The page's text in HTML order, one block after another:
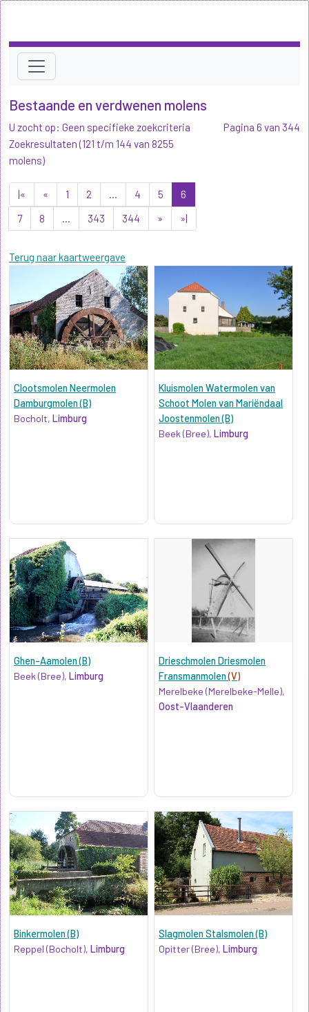
Bestaande en verdwenen molens
U zocht op: Geen specifieke zoekcriteria
Zoekresultaten (121 t/m 144 van 8255
molens)
|« « 1 2 ... 4 5
6
7
8 ... 343 344 » »|
Terug naar kaartweergave
Pagina 6 van 344
Clootsmolen Neermolen
Damburgmolen (B)
Bocholt, Limburg
Kluismolen Watermolen van
Schoot Molen van Mariëndaal
Joostenmolen (B)
Beek (Bree),Limburg
Ghen-Aamolen (B)
Beek (Bree), Limburg
Drieschmolen Driesmolen
Fransmanmolen(V)
Merelbeke (Merelbeke-Melle),
Oost-Vlaanderen
Binkermolen (B)
Reppel (Bocholt), Limburg
Slagmolen Stalsmolen (B)
Opitter (Bree),Limburg